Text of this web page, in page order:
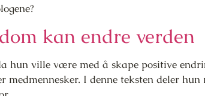
kan endre verden
hun ville være med å skape positive
I denne teksten deler